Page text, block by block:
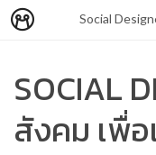
Social
SOCIAL
สังคม เพื่